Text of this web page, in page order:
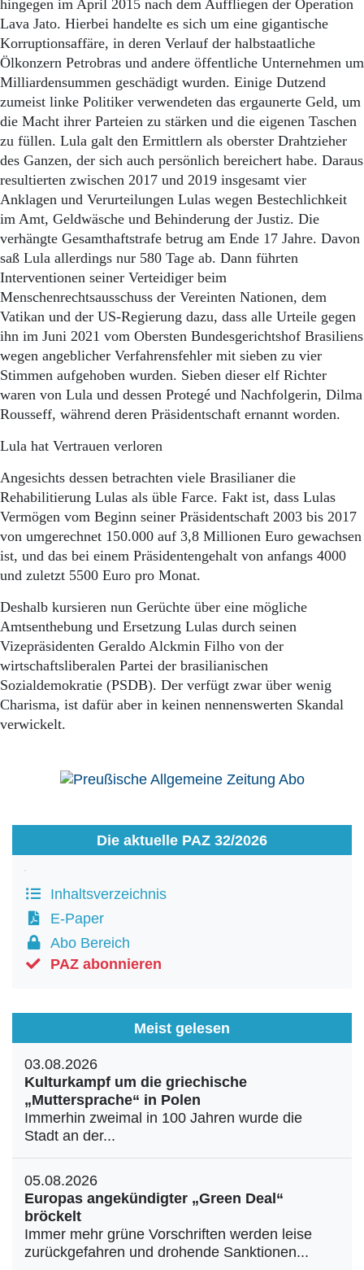
hingegen im April 2015 nach dem Auffliegen der Operation
Lava Jato. Hierbei handelte es sich um eine gigantische
Korruptionsaffäre, in deren Verlauf der halbstaatliche
Ölkonzern Petrobras und andere öffentliche Unternehmen um
Milliardensummen geschädigt wurden. Einige Dutzend
zumeist linke Politiker verwendeten das ergaunerte Geld, um
die Macht ihrer Parteien zu stärken und die eigenen Taschen
zu füllen. Lula galt den Ermittlern als oberster Drahtzieher
des Ganzen, der sich auch persönlich bereichert habe. Daraus
resultierten zwischen 2017 und 2019 insgesamt vier
Anklagen und Verurteilungen Lulas wegen Bestechlichkeit
im Amt, Geldwäsche und Behinderung der Justiz. Die
verhängte Gesamthaftstrafe betrug am Ende 17 Jahre. Davon
saß Lula allerdings nur 580 Tage ab. Dann führten
Interventionen seiner Verteidiger beim
Menschenrechtsausschuss der Vereinten Nationen, dem
Vatikan und der US-Regierung dazu, dass alle Urteile gegen
ihn im Juni 2021 vom Obersten Bundesgerichtshof Brasiliens
wegen angeblicher Verfahrensfehler mit sieben zu vier
Stimmen aufgehoben wurden. Sieben dieser elf Richter
waren von Lula und dessen Protegé und Nachfolgerin, Dilma
Rousseff, während deren Präsidentschaft ernannt worden.
Lula hat Vertrauen verloren
Angesichts dessen betrachten viele Brasilianer die
Rehabilitierung Lulas als üble Farce. Fakt ist, dass Lulas
Vermögen vom Beginn seiner Präsidentschaft 2003 bis 2017
von umgerechnet 150.000 auf 3,8 Millionen Euro gewachsen
ist, und das bei einem Präsidentengehalt von anfangs 4000
und zuletzt 5500 Euro pro Monat.
Deshalb kursieren nun Gerüchte über eine mögliche
Amtsenthebung und Ersetzung Lulas durch seinen
Vizepräsidenten Geraldo Alckmin Filho von der
wirtschaftsliberalen Partei der brasilianischen
Sozialdemokratie (PSDB). Der verfügt zwar über wenig
Charisma, ist dafür aber in keinen nennenswerten Skandal
verwickelt.
Die aktuelle PAZ 32/2026
Inhaltsverzeichnis
E-Paper
Abo Bereich
PAZ abonnieren
Meist gelesen
03.08.2026
Kulturkampf um die griechische
„Muttersprache“ in Polen
Immerhin zweimal in 100 Jahren wurde die
Stadt an der...
05.08.2026
Europas angekündigter „Green Deal“
bröckelt
Immer mehr grüne Vorschriften werden leise
zurückgefahren und drohende Sanktionen...